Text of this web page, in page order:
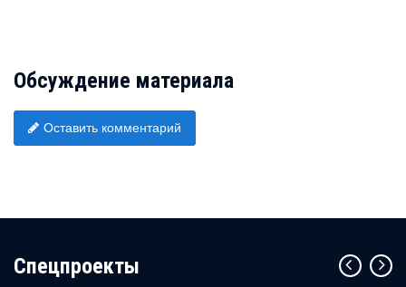
Обсуждение материала
Оставить комментарий
Cпецпроекты